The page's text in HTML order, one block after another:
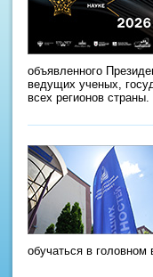
объявленного
ведущих ученых,
всех регионов страны.
обучаться в